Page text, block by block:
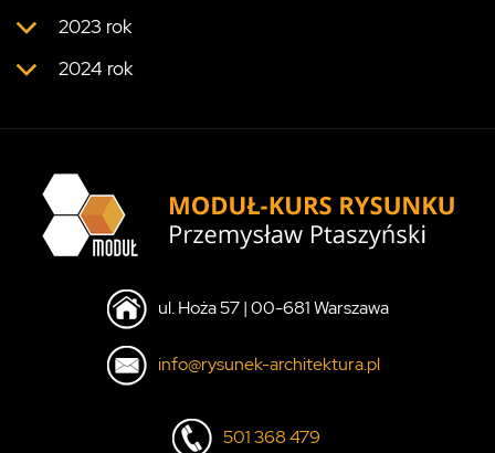
2023 rok
2024 rok
ul. Hoża 57 | 00-681 Warszawa
info@rysunek-architektura.pl
501 368 479